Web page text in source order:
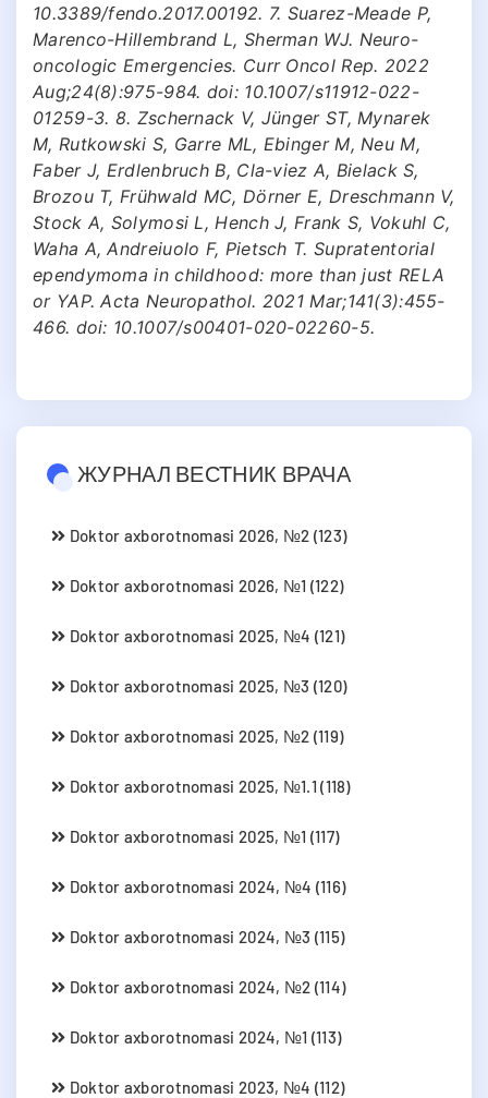
10.3389/fendo.2017.00192. 7. Suarez-Meade P,
Marenco-Hillembrand L, Sherman WJ. Neuro-
oncologic Emergencies. Curr Oncol Rep. 2022
Aug;24(8):975-984. doi: 10.1007/s11912-022-
01259-3. 8. Zschernack V, Jünger ST, Mynarek
M, Rutkowski S, Garre ML, Ebinger M, Neu M,
Faber J, Erdlenbruch B, Cla-viez A, Bielack S,
Brozou T, Frühwald MC, Dörner E, Dreschmann V,
Stock A, Solymosi L, Hench J, Frank S, Vokuhl C,
Waha A, Andreiuolo F, Pietsch T. Supratentorial
ependymoma in childhood: more than just RELA
or YAP. Acta Neuropathol. 2021 Mar;141(3):455-
466. doi: 10.1007/s00401-020-02260-5.
ЖУРНАЛ ВЕСТНИК ВРАЧА
Doktor axborotnomasi 2026, №2 (123)
Doktor axborotnomasi 2026, №1 (122)
Doktor axborotnomasi 2025, №4 (121)
Doktor axborotnomasi 2025, №3 (120)
Doktor axborotnomasi 2025, №2 (119)
Doktor axborotnomasi 2025, №1.1 (118)
Doktor axborotnomasi 2025, №1 (117)
Doktor axborotnomasi 2024, №4 (116)
Doktor axborotnomasi 2024, №3 (115)
Doktor axborotnomasi 2024, №2 (114)
Doktor axborotnomasi 2024, №1 (113)
Doktor axborotnomasi 2023, №4 (112)